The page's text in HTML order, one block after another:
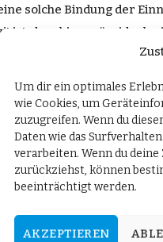
Um dir ein optimales
wie Cookies, um
zuzugreifen. Wenn du
Daten wie das
verarbeiten. Wenn du
zurückziehst, können
beeinträchtigt werden.
AKZEPTIEREN
solche Bindung der
ist, dass hier gr ün -
Stephan
auf Fleisch
ist die geplante
Steuererhöhung